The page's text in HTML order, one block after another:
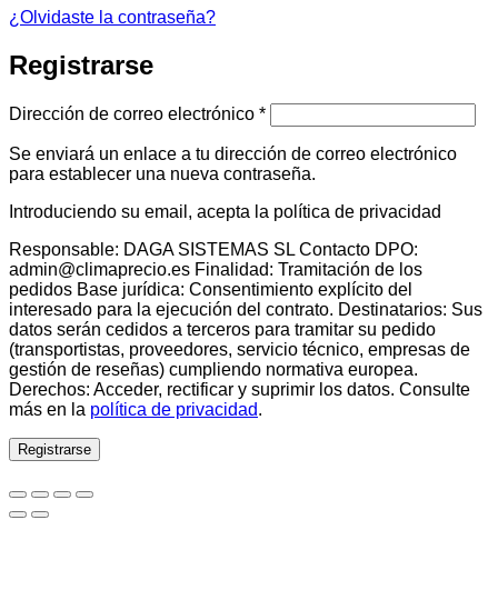
¿Olvidaste la contraseña?
Registrarse
Dirección de correo electrónico *Obligatorio
Se enviará un enlace a tu dirección de correo electrónico
para establecer una nueva contraseña.
Introduciendo su email, acepta la política de privacidad
Responsable: DAGA SISTEMAS SL Contacto DPO:
admin@climaprecio.es Finalidad: Tramitación de los
pedidos Base jurídica: Consentimiento explícito del
interesado para la ejecución del contrato. Destinatarios: Sus
datos serán cedidos a terceros para tramitar su pedido
(transportistas, proveedores, servicio técnico, empresas de
gestión de reseñas) cumpliendo normativa europea.
Derechos: Acceder, rectificar y suprimir los datos. Consulte
más en la política de privacidad.
Registrarse